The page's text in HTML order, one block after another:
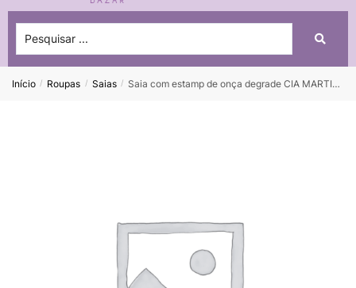
Início / Roupas / Saias / Saia com estamp de onça degrade CIA MARTIMA – UNICO